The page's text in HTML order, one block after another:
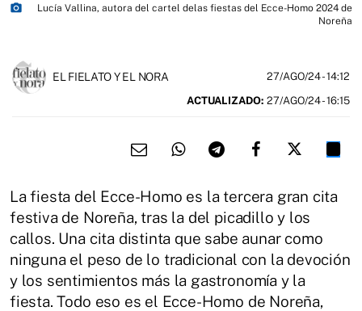
photo_camera
Lucía Vallina, autora del cartel delas fiestas del Ecce-Homo 2024 de
Noreña
EL FIELATO Y EL NORA 27/AGO/24- 14:12
ACTUALIZADO: 27/AGO/24 - 16:15
La fiesta del Ecce-Homo es la tercera gran cita
festiva de Noreña, tras la del picadillo y los
callos. Una cita distinta que sabe aunar como
ninguna el peso de lo tradicional con la devoción
y los sentimientos más la gastronomía y la
fiesta. Todo eso es el Ecce-Homo de Noreña,